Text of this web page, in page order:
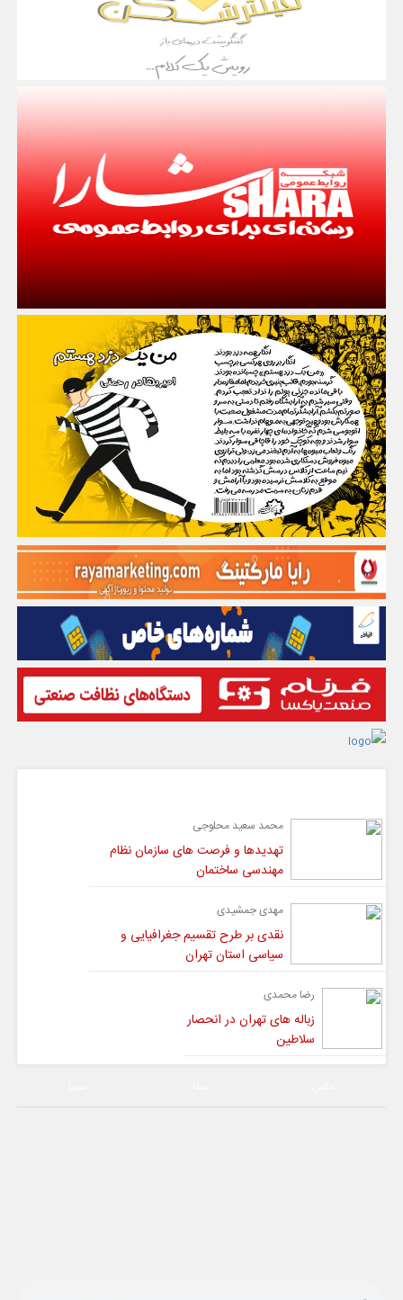
محمد سعید محلوجی
تهدیدها و فرصت های سازمان نظام
مهندسی ساختمان
مهدی جمشیدی
نقدی بر طرح تقسیم جغرافیایی و
سیاسی استان تهران
رضا محمدی
زباله های تهران در انحصار
سلاطین